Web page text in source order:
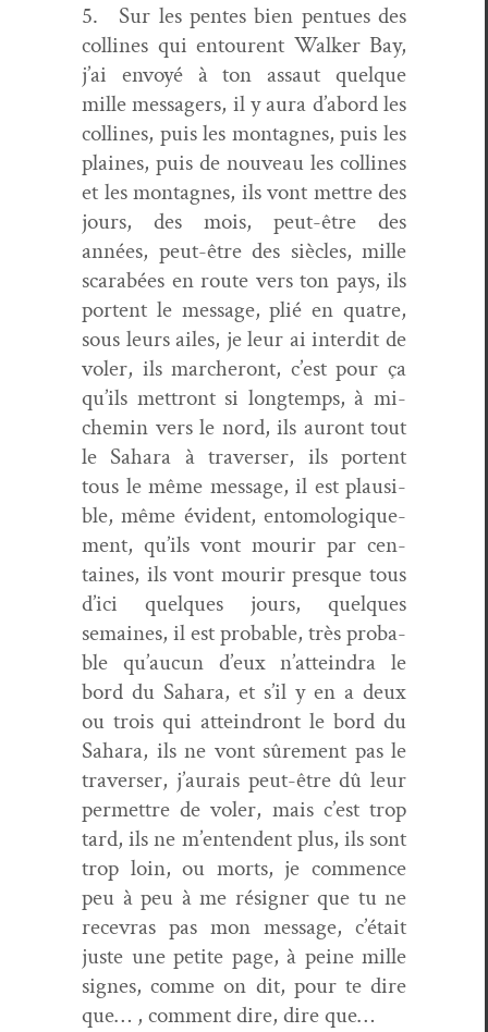
5. Sur les pentes bien pentues des
collines qui entourent Walk­er Bay,
j’ai envoyé à ton assaut quelque
mille mes­sagers, il y aura d’abord les
collines, puis les mon­tagnes, puis les
plaines, puis de nou­veau les collines
et les mon­tagnes, ils vont met­tre des
jours, des mois, peut-être des
années, peut-être des siè­cles, mille
scarabées en route vers ton pays, ils
por­tent le mes­sage, plié en qua­tre,
sous leurs ailes, je leur ai inter­dit de
vol­er, ils marcheront, c’est pour ça
qu’ils met­tront si longtemps, à mi-
chemin vers le nord, ils auront tout
le Sahara à tra­vers­er, ils por­tent
tous le même mes­sage, il est plau­si­
ble, même évi­dent, ento­mologique­
ment, qu’ils vont mourir par cen­
taines, ils vont mourir presque tous
d’ici quelques jours, quelques
semaines, il est prob­a­ble, très prob­a­
ble qu’aucun d’eux n’atteindra le
bord du Sahara, et s’il y en a deux
ou trois qui attein­dront le bord du
Sahara, ils ne vont sûre­ment pas le
tra­vers­er, j’aurais peut-être dû leur
per­me­t­tre de vol­er, mais c’est trop
tard, ils ne m’entendent plus, ils sont
trop loin, ou morts, je com­mence
peu à peu à me résign­er que tu ne
recevras pas mon mes­sage, c’était
juste une petite page, à peine mille
signes, comme on dit, pour te dire
que… , com­ment dire, dire que…